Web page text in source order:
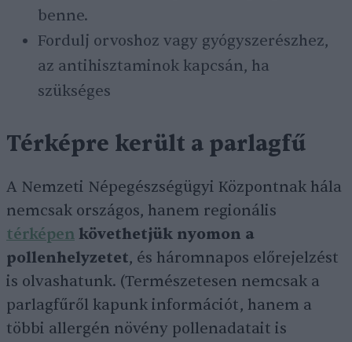
benne.
Fordulj orvoshoz vagy gyógyszerészhez,
az antihisztaminok kapcsán, ha
szükséges
Térképre került a parlagfű
A Nemzeti Népegészségügyi Központnak hála
nemcsak országos, hanem regionális
térképen követhetjük nyomon a
pollenhelyzetet, és háromnapos előrejelzést
is olvashatunk. (Természetesen nemcsak a
parlagfűről kapunk információt, hanem a
többi allergén növény pollenadatait is